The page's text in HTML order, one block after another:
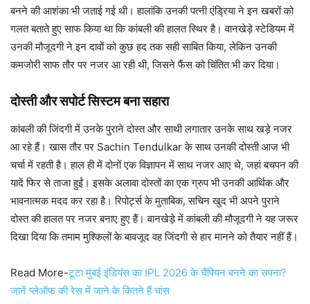
बनने की आशंका भी जताई गई थी। हालांकि उनकी पत्नी एंड्रिया ने इन खबरों को
गलत बताते हुए साफ किया था कि कांबली की हालत स्थिर है। वानखेड़े स्टेडियम में
उनकी मौजूदगी ने इन दावों को कुछ हद तक सही साबित किया, लेकिन उनकी
कमजोरी साफ तौर पर नजर आ रही थी, जिसने फैंस को चिंतित भी कर दिया।
दोस्ती और सपोर्ट सिस्टम बना सहारा
कांबली की जिंदगी में उनके पुराने दोस्त और साथी लगातार उनके साथ खड़े नजर
आ रहे हैं। खास तौर पर Sachin Tendulkar के साथ उनकी दोस्ती आज भी
चर्चा में रहती है। हाल ही में दोनों एक विज्ञापन में साथ नजर आए थे, जहां बचपन की
यादें फिर से ताजा हुईं। इसके अलावा दोस्तों का एक ग्रुप भी उनकी आर्थिक और
भावनात्मक मदद कर रहा है। रिपोर्ट्स के मुताबिक, सचिन खुद भी अपने पुराने
दोस्त की हालत पर नजर बनाए हुए हैं। वानखेड़े में कांबली की मौजूदगी ने यह जरूर
दिखा दिया कि तमाम मुश्किलों के बावजूद वह जिंदगी से हार मानने को तैयार नहीं हैं।
Read More-टूटा मुंबई इंडियंस का IPL 2026 के चैंपियन बनने का सपना?
जानें प्लेऑफ की रेस में जाने के कितने हैं चांस